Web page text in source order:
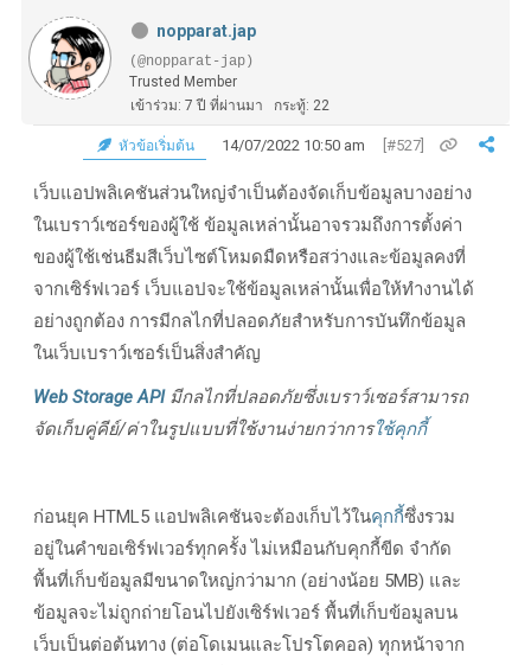
nopparat.jap
(@nopparat-jap)
Trusted Member
เข้าร่วม: 7 ปี ที่ผ่านมา
กระทู้: 22
หัวข้อเริ่มต้น 14/07/2022 10:50 am [#527]
เว็บแอปพลิเคชันส่วนใหญ่จําเป็นต้องจัดเก็บข้อมูลบางอย่าง
ในเบราว์เซอร์ของผู้ใช้ ข้อมูลเหล่านั้นอาจรวมถึงการตั้งค่า
ของผู้ใช้เช่นธีมสีเว็บไซต์โหมดมืดหรือสว่างและข้อมูลคงที่
จากเซิร์ฟเวอร์ เว็บแอปจะใช้ข้อมูลเหล่านั้นเพื่อให้ทํางานได้
อย่างถูกต้อง การมีกลไกที่ปลอดภัยสําหรับการบันทึกข้อมูล
ในเว็บเบราว์เซอร์เป็นสิ่งสําคัญ
Web Storage API มีกลไกที่ปลอดภัยซึ่งเบราว์เซอร์สามารถ
จัดเก็บคู่คีย์/ค่าในรูปแบบที่ใช้งานง่ายกว่าการใช้คุกกี้
ก่อนยุค HTML5 แอปพลิเคชันจะต้องเก็บไว้ในคุกกี้ซึ่งรวม
อยู่ในคําขอเซิร์ฟเวอร์ทุกครั้ง ไม่เหมือนกับคุกกี้ขีด จํากัด
พื้นที่เก็บข้อมูลมีขนาดใหญ่กว่ามาก (อย่างน้อย 5MB) และ
ข้อมูลจะไม่ถูกถ่ายโอนไปยังเซิร์ฟเวอร์ พื้นที่เก็บข้อมูลบน
เว็บเป็นต่อต้นทาง (ต่อโดเมนและโปรโตคอล) ทุกหน้าจาก